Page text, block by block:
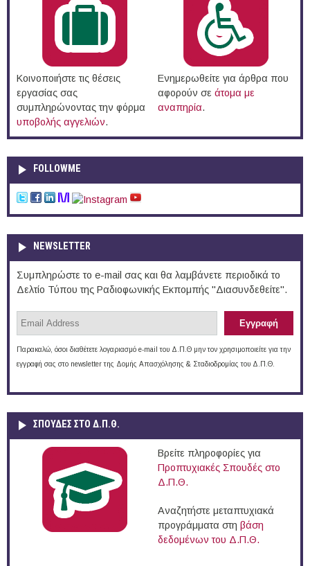
Κοινοποιήστε τις θέσεις
εργασίας σας
συμπληρώνοντας την φόρμα
υποβολής αγγελιών.
Ενημερωθείτε για άρθρα που
αφορούν σε άτομα με
αναπηρία.
FOLLOWME
NEWSLETTER
Συμπληρώστε το e-mail σας και θα λαμβάνετε περιοδικά το
Δελτίο Τύπου της Ραδιοφωνικής Εκπομπής "Διασυνδεθείτε".
Παρακαλώ, όσοι διαθέτετε λογαριασμό e-mail του Δ.Π.Θ μην τον χρησιμοποιείτε για την
εγγραφή σας στο newsletter της Δομής Απασχόλησης & Σταδιοδρομίας του Δ.Π.Θ.
ΣΠΟΥΔΈΣ ΣΤΟ Δ.Π.Θ.
Βρείτε πληροφορίες για
Προπτυχιακές Σπουδές στο
Δ.Π.Θ.
Αναζητήστε μεταπτυχιακά
προγράμματα στη βάση
δεδομένων του Δ.Π.Θ.